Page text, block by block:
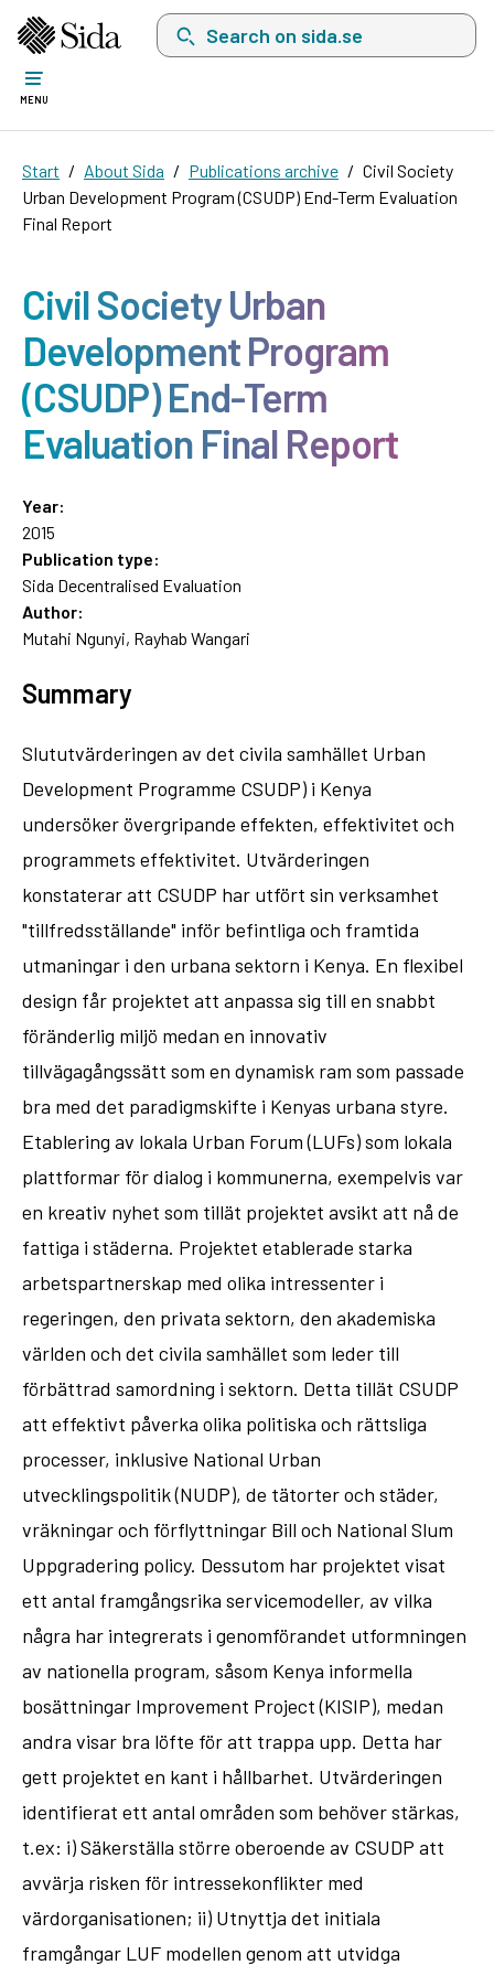
Search on sida.se, a list with search
MENU
Start About Sida Publications archive
Civil Society
Urban Development Program (CSUDP) End-Term Evaluation
Final Report
Civil Society Urban
Development Program
(CSUDP) End-Term
Evaluation Final Report
Year:
2015
Publication type:
Sida Decentralised Evaluation
Author:
Mutahi Ngunyi, Rayhab Wangari
Summary
Slututvärderingen av det civila samhället Urban
Development Programme CSUDP) i Kenya
undersöker övergripande effekten, effektivitet och
programmets effektivitet. Utvärderingen
konstaterar att CSUDP har utfört sin verksamhet
"tillfredsställande" inför befintliga och framtida
utmaningar i den urbana sektorn i Kenya. En flexibel
design får projektet att anpassa sig till en snabbt
föränderlig miljö medan en innovativ
tillvägagångssätt som en dynamisk ram som passade
bra med det paradigmskifte i Kenyas urbana styre.
Etablering av lokala Urban Forum (LUFs) som lokala
plattformar för dialog i kommunerna, exempelvis var
en kreativ nyhet som tillät projektet avsikt att nå de
fattiga i städerna. Projektet etablerade starka
arbetspartnerskap med olika intressenter i
regeringen, den privata sektorn, den akademiska
världen och det civila samhället som leder till
förbättrad samordning i sektorn. Detta tillät CSUDP
att effektivt påverka olika politiska och rättsliga
processer, inklusive National Urban
utvecklingspolitik (NUDP), de tätorter och städer,
vräkningar och förflyttningar Bill och National Slum
Uppgradering policy. Dessutom har projektet visat
ett antal framgångsrika servicemodeller, av vilka
några har integrerats i genomförandet utformningen
av nationella program, såsom Kenya informella
bosättningar Improvement Project (KISIP), medan
andra visar bra löfte för att trappa upp. Detta har
gett projektet en kant i hållbarhet. Utvärderingen
identifierat ett antal områden som behöver stärkas,
t.ex: i) Säkerställa större oberoende av CSUDP att
avvärja risken för intressekonflikter med
värdorganisationen; ii) Utnyttja det initiala
framgångar LUF modellen genom att utvidga